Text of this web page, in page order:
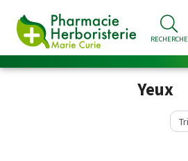
RECHERCHE
Yeux